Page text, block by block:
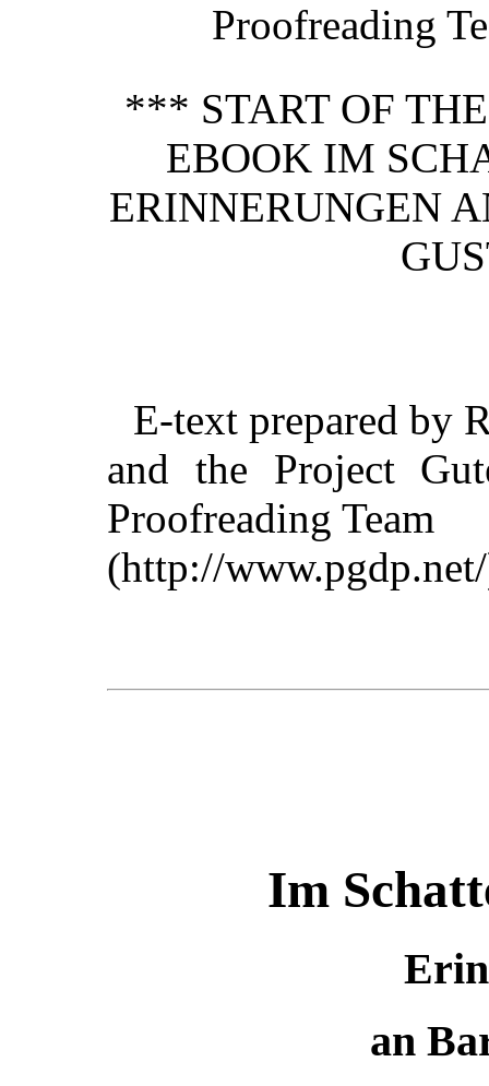
Proofreading
*** START OF
EBOOK IM
ERINNERUNGEN
E-text prepared by
and the Project
Proofreading Team
(http://
Im
an